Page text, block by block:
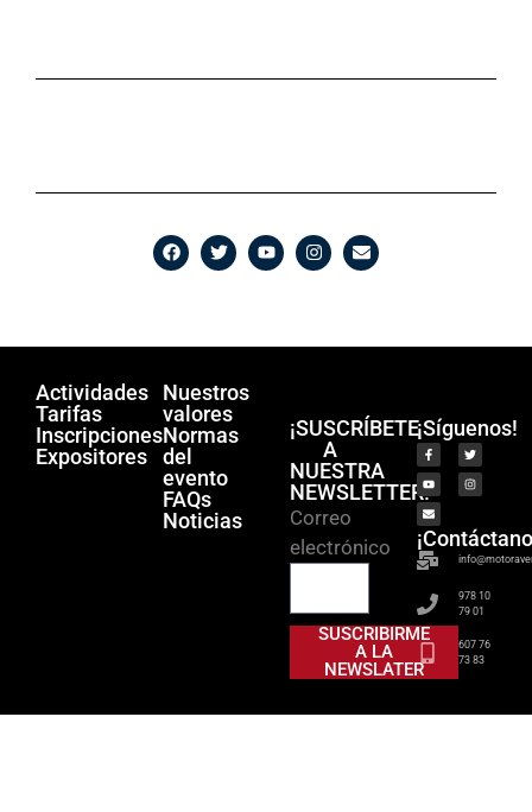
Actividades
Tarifas
Inscripciones
Expositores
Nuestros
valores
Normas
del
evento
FAQs
Noticias
¡SUSCRÍBETE
A
NUESTRA
NEWSLETTER!
Correo
electrónico
SUSCRIBIRME
A LA
NEWSLATER
¡Síguenos!
978 10
79 01
607 76
73 83